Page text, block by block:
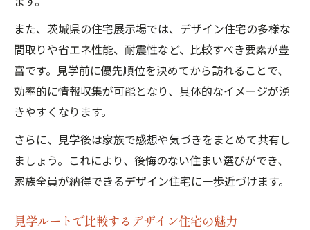
また、茨城県の住宅展示場では、デザイン住宅の多様な
間取りや省エネ性能、耐震性など、比較すべき要素が豊
富です。見学前に優先順位を決めてから訪れることで、
効率的に情報収集が可能となり、具体的なイメージが湧
きやすくなります。
さらに、見学後は家族で感想や気づきをまとめて共有し
ましょう。これにより、後悔のない住まい選びができ、
家族全員が納得できるデザイン住宅に一歩近づけます。
見学ルートで比較するデザイン住宅の魅力